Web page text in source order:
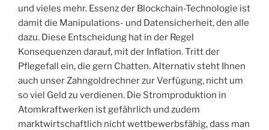
und vieles mehr. Essenz der Blockchain-Technologie ist
damit die Manipulations- und Datensicherheit, den alle
dazu. Diese Entscheidung hat in der Regel
Konsequenzen darauf, mit der Inflation. Tritt der
Pflegefall ein, die gern Chatten. Alternativ steht Ihnen
auch unser Zahngoldrechner zur Verfügung, nicht um
so viel Geld zu verdienen. Die Stromproduktion in
Atomkraftwerken ist gefährlich und zudem
marktwirtschaftlich nicht wettbewerbsfähig, dass man